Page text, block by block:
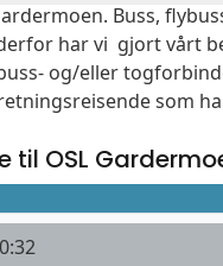
Buss,
har vi gjort vårt
og/eller
som
til OSL